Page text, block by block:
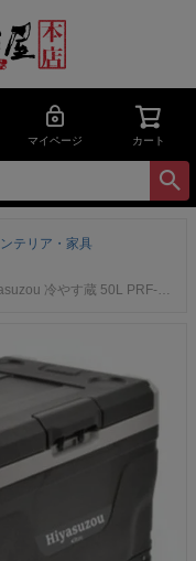
マイページ カート
テリア・家具
までの温度に設定が出来ます【頑張って送料無料！】